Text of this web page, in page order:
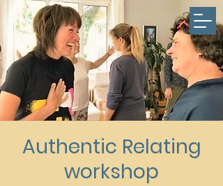
Authentic Relating
workshop